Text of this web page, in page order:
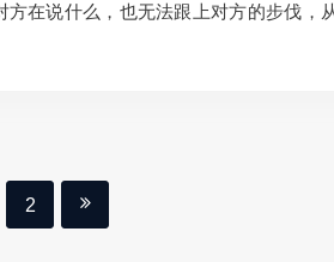
在说什么，也无法跟上对方的步伐，
2